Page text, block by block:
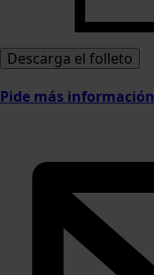
Descarga el folleto
Pide más información